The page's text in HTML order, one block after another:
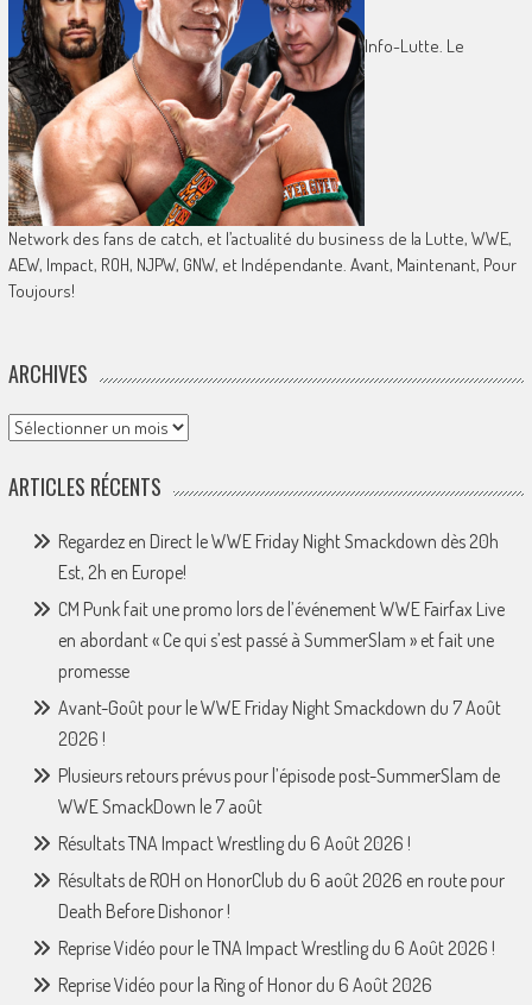
Info-Lutte. Le
Network des fans de catch, et l’actualité du business de la Lutte, WWE,
AEW, Impact, ROH, NJPW, GNW, et Indépendante. Avant, Maintenant, Pour
Toujours!
ARCHIVES
Archives
ARTICLES RÉCENTS
Regardez en Direct le WWE Friday Night Smackdown dès 20h
Est, 2h en Europe!
CM Punk fait une promo lors de l’événement WWE Fairfax Live
en abordant « Ce qui s’est passé à SummerSlam » et fait une
promesse
Avant-Goût pour le WWE Friday Night Smackdown du 7 Août
2026 !
Plusieurs retours prévus pour l’épisode post-SummerSlam de
WWE SmackDown le 7 août
Résultats TNA Impact Wrestling du 6 Août 2026 !
Résultats de ROH on HonorClub du 6 août 2026 en route pour
Death Before Dishonor !
Reprise Vidéo pour le TNA Impact Wrestling du 6 Août 2026 !
Reprise Vidéo pour la Ring of Honor du 6 Août 2026